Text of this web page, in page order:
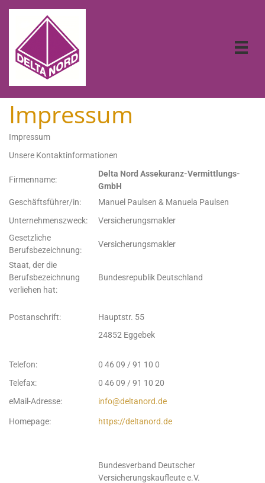
Impressum
Impressum
Unsere Kontaktinformationen
Firmenname:
Delta Nord Assekuranz-Vermittlungs-
GmbH
Geschäftsführer/in:
Manuel Paulsen & Manuela Paulsen
Unternehmenszweck:
Versicherungsmakler
Gesetzliche
Berufsbezeichnung:
Versicherungsmakler
Staat, der die
Berufsbezeichnung
verliehen hat:
Bundesrepublik Deutschland
Postanschrift:
Hauptstr. 55
24852 Eggebek
Telefon:
0 46 09 / 91 10 0
Telefax:
0 46 09 / 91 10 20
eMail-Adresse:
info@deltanord.de
Homepage: https://deltanord.de
Bundesverband Deutscher
Versicherungskaufleute e.V.